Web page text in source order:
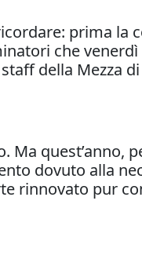
prima la
che
della Mezza di
Ma quest’anno,
dovuto alla
rinnovato pur